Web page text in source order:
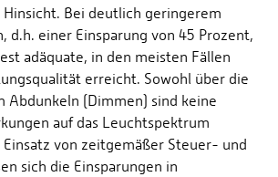
Bei deutlich geringerem
d.h. einer Einsparung von 45 Prozent,
adäquate, in den meisten Fällen
erreicht. Sowohl über die
Abdunkeln (Dimmen) sind keine
auf das Leuchtspektrum
von zeitgemäßer Steuer- und
sich die Einsparungen in